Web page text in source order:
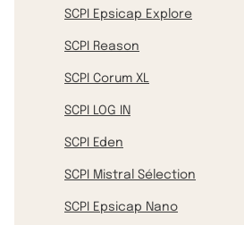
SCPI Epsicap Explore
SCPI Reason
SCPI Corum XL
SCPI LOG IN
SCPI Eden
SCPI Mistral Sélection
SCPI Epsicap Nano